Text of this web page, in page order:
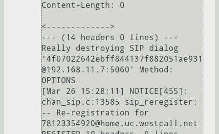
Content-Length: 0
<------------->
--- (14 headers 0 lines) ---
Really destroying SIP dialog
'4f07022642ebff844137f882051ae931
@192.168.11.7:5060' Method:
OPTIONS
[Mar 26 15:28:11] NOTICE[455]:
chan_sip.c:13585 sip_reregister:
-- Re-registration for
78123354920@home.uc.westcall.net